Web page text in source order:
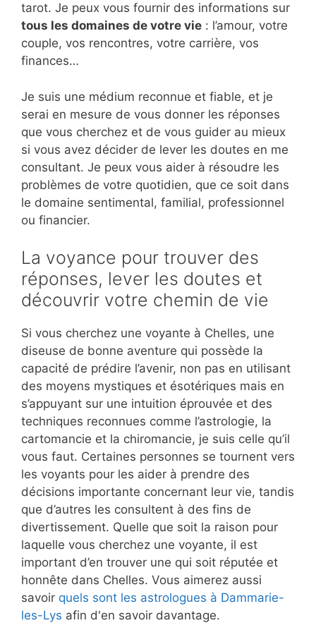
tarot. Je peux vous fournir des informations sur
tous les domaines de votre vie : l’amour, votre
couple, vos rencontres, votre carrière, vos
finances…
Je suis une médium reconnue et fiable, et je
serai en mesure de vous donner les réponses
que vous cherchez et de vous guider au mieux
si vous avez décider de lever les doutes en me
consultant. Je peux vous aider à résoudre les
problèmes de votre quotidien, que ce soit dans
le domaine sentimental, familial, professionnel
ou financier.
La voyance pour trouver des
réponses, lever les doutes et
découvrir votre chemin de vie
Si vous cherchez une voyante à Chelles, une
diseuse de bonne aventure qui possède la
capacité de prédire l’avenir, non pas en utilisant
des moyens mystiques et ésotériques mais en
s’appuyant sur une intuition éprouvée et des
techniques reconnues comme l’astrologie, la
cartomancie et la chiromancie, je suis celle qu’il
vous faut. Certaines personnes se tournent vers
les voyants pour les aider à prendre des
décisions importante concernant leur vie, tandis
que d’autres les consultent à des fins de
divertissement. Quelle que soit la raison pour
laquelle vous cherchez une voyante, il est
important d’en trouver une qui soit réputée et
honnête dans Chelles. Vous aimerez aussi
savoir quels sont les astrologues à Dammarie-
les-Lys afin d'en savoir davantage.